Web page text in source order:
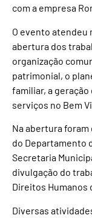
com a empresa
O evento atendeu
abertura dos
organização
patrimonial, o
familiar, a
serviços no Bem
Na abertura
do Departamento
Secretaria
divulgação do
Direitos Humanos
Diversas